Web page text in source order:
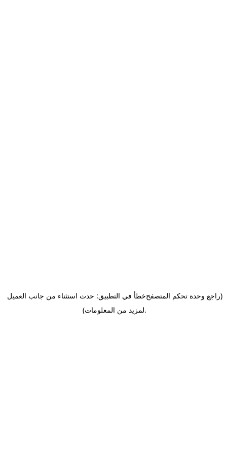
خطأ في التطبيق: حدث استثناء من جانب العميل(راجع وحدة تحكم المتصفح
لمزيد من المعلومات).